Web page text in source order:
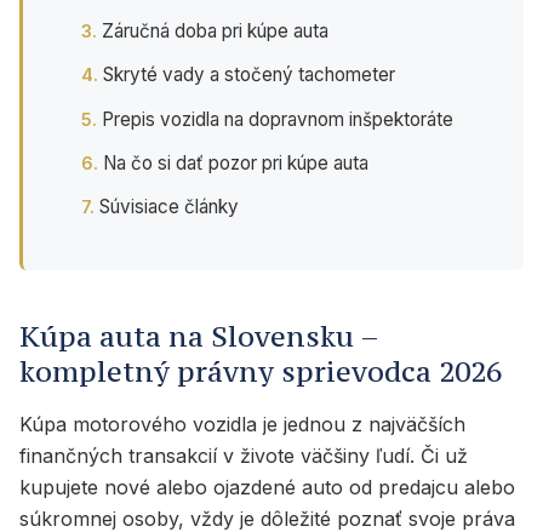
Záručná doba pri kúpe auta
Skryté vady a stočený tachometer
Prepis vozidla na dopravnom inšpektoráte
Na čo si dať pozor pri kúpe auta
Súvisiace články
Kúpa auta na Slovensku –
kompletný právny sprievodca 2026
Kúpa motorového vozidla je jednou z najväčších
finančných transakcií v živote väčšiny ľudí. Či už
kupujete nové alebo ojazdené auto od predajcu alebo
súkromnej osoby, vždy je dôležité poznať svoje práva